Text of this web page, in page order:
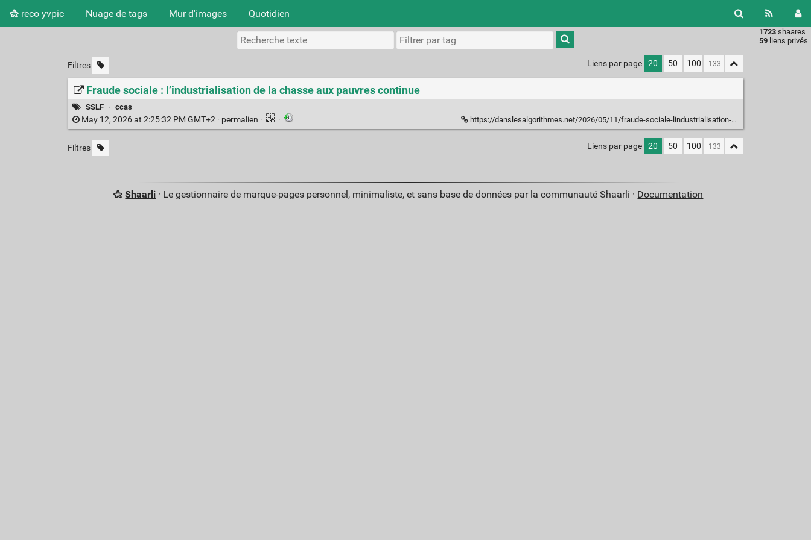
reco yvpic Nuage de tags Mur d'images Quotidien
1723 shaares
59 liens privés
Type 1 or
more
characters
results.
Filtres Liens par page 20 50 100
Fraude sociale : l’industrialisation de la chasse aux pauvres continue
SSLF · ccas
May 12, 2026 at 2:25:32 PM GMT+2 · permalien · · https://danslesalgorithmes.net/2026/05/11/fraude-sociale-lindustrialisation-de-la-chasse-aux-pauvres-continue/
Filtres Liens par page 20 50 100
Shaarli · Le gestionnaire de marque-pages personnel, minimaliste, et sans base de données par la communauté Shaarli · Documentation